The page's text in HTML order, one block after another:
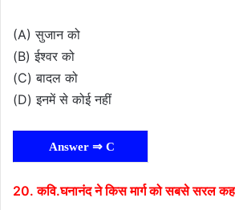
(A) सुजान को
(B) ईश्वर को
(C) बादल को
(D) इनमें से कोई नहीं
Answer ⇒ C
20. कवि.घनानंद ने किस मार्ग को सबसे सरल